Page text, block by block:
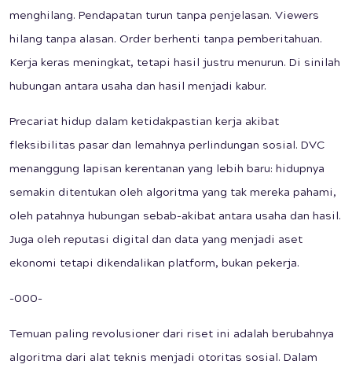
menghilang. Pendapatan turun tanpa penjelasan. Viewers
hilang tanpa alasan. Order berhenti tanpa pemberitahuan.
Kerja keras meningkat, tetapi hasil justru menurun. Di sinilah
hubungan antara usaha dan hasil menjadi kabur.
Precariat hidup dalam ketidakpastian kerja akibat
fleksibilitas pasar dan lemahnya perlindungan sosial. DVC
menanggung lapisan kerentanan yang lebih baru: hidupnya
semakin ditentukan oleh algoritma yang tak mereka pahami,
oleh patahnya hubungan sebab-akibat antara usaha dan hasil.
Juga oleh reputasi digital dan data yang menjadi aset
ekonomi tetapi dikendalikan platform, bukan pekerja.
-000-
Temuan paling revolusioner dari riset ini adalah berubahnya
algoritma dari alat teknis menjadi otoritas sosial. Dalam